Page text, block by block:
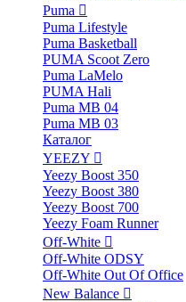
Puma
Puma Lifestyle
Puma Basketball
PUMA Scoot Zero
Puma LaMelo
PUMA Hali
Puma MB 04
Puma MB 03
Каталог
YEEZY
Yeezy Boost 350
Yeezy Boost 380
Yeezy Boost 700
Yeezy Foam Runner
Off-White
Off-White ODSY
Off-White Out Of Office
New Balance